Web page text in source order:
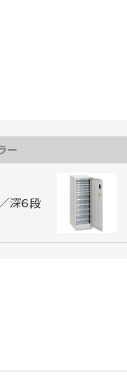
ー
深６段